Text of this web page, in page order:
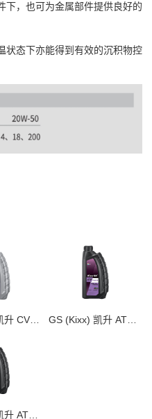
下，也可为金属部件提供良好的
状态下亦能得到有效的沉积物控
GS (Kixx) 凯升 CVTF 无级自动变速箱油 GS (Kixx) 凯升 ATF Multi 8 自动变速箱油 8-10速
GS (Kixx) 凯升 ATF DX-VI自动变速箱油 6-8速